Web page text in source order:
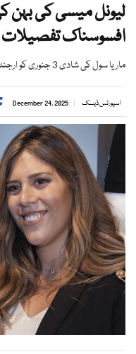
لیونل میسی کی بہن
افسوسناک
ماریا سول کی شادی 3 جنوری کو ارجنٹائن کے شہر روزاریو میں طے تھی
اسپورٹس ڈیسک December 24, 2025